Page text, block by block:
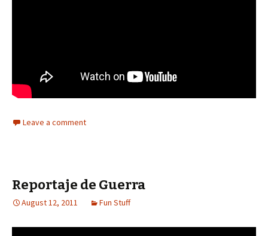
Leave a comment
Reportaje de Guerra
August 12, 2011 Fun Stuff